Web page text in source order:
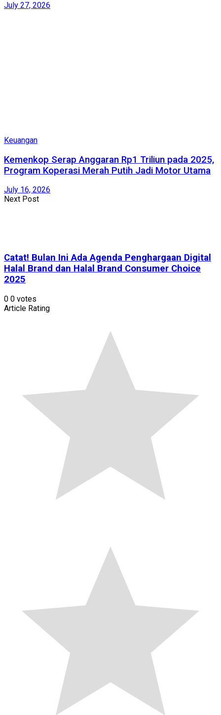
July 27, 2026
Keuangan
Kemenkop Serap Anggaran Rp1 Triliun pada 2025,
Program Koperasi Merah Putih Jadi Motor Utama
July 16, 2026
Next Post
Catat! Bulan Ini Ada Agenda Penghargaan Digital
Halal Brand dan Halal Brand Consumer Choice
2025
0 0 votes
Article Rating